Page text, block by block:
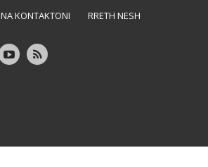
NA KONTAKTONI RRETH NESH